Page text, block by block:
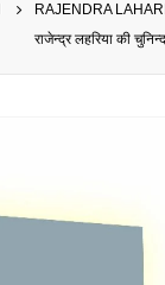
RAJENDRA
राजेन्द्र लहरिया की